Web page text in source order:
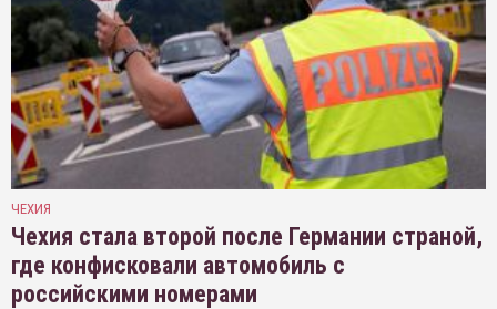
ЧЕХИЯ
Чехия стала второй после Германии страной,
где конфисковали автомобиль с
российскими номерами